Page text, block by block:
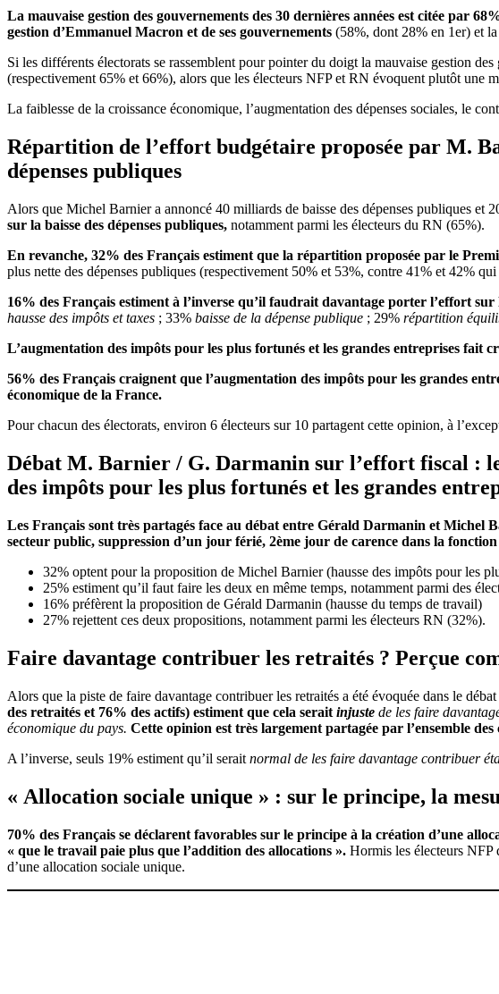
La mauvaise gestion des gouvernements des 30 dernières années est citée par
gestion d’Emmanuel Macron et de ses gouvernements (58%, dont 28% en 1er) et la
Si les différents électorats se rassemblent pour pointer du doigt la mauvaise gestion
(respectivement 65% et 66%), alors que les électeurs NFP et RN évoquent plutôt une
La faiblesse de la croissance économique, l’augmentation des dépenses sociales, le
Répartition de l’effort budgétaire proposée par M.
dépenses publiques
Alors que Michel Barnier a annoncé 40 milliards de baisse des dépenses publiques et
sur la baisse des dépenses publiques, notamment parmi les électeurs du RN (65%).
En revanche, 32% des Français estiment que la répartition proposée par le
plus nette des dépenses publiques (respectivement 50% et 53%, contre 41% et 42%
16% des Français estiment à l’inverse qu’il faudrait davantage porter l’effort
hausse des impôts et taxes ; 33% baisse de la dépense publique ; 29% répartition
L’augmentation des impôts pour les plus fortunés et les grandes entreprises
56% des Français craignent que l’augmentation des impôts pour les grandes
économique de la France.
Pour chacun des électorats, environ 6 électeurs sur 10 partagent cette opinion, à
Débat M. Barnier / G. Darmanin sur l’effort fiscal :
des impôts pour les plus fortunés et les grandes
Les Français sont très partagés face au débat entre Gérald Darmanin et Michel
secteur public, suppression d’un jour férié, 2ème jour de carence dans la
32% optent pour la proposition de Michel Barnier (hausse des impôts pour les
25% estiment qu’il faut faire les deux en même temps, notamment parmi des
16% préfèrent la proposition de Gérald Darmanin (hausse du temps de travail)
27% rejettent ces deux propositions, notamment parmi les électeurs RN (32%).
Faire davantage contribuer les retraités ? Perçue
Alors que la piste de faire davantage contribuer les retraités a été évoquée dans le
des retraités et 76% des actifs) estiment que cela serait injuste de les faire
économique du pays. Cette opinion est très largement partagée par l’ensemble
A l’inverse, seuls 19% estiment qu’il serait normal de les faire davantage contribuer
« Allocation sociale unique » : sur le principe, la
70% des Français se déclarent favorables sur le principe à la création d’une
« que le travail paie plus que l’addition des allocations ». Hormis les électeurs NFP
d’une allocation sociale unique.